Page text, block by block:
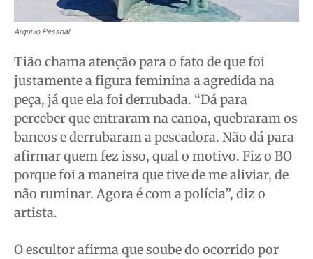
Arquivo Pessoal
Tião chama atenção para o fato de que foi
justamente a figura feminina a agredida na
peça, já que ela foi derrubada. “Dá para
perceber que entraram na canoa, quebraram os
bancos e derrubaram a pescadora. Não dá para
afirmar quem fez isso, qual o motivo. Fiz o BO
porque foi a maneira que tive de me aliviar, de
não ruminar. Agora é com a polícia”, diz o
artista.
O escultor afirma que soube do ocorrido por